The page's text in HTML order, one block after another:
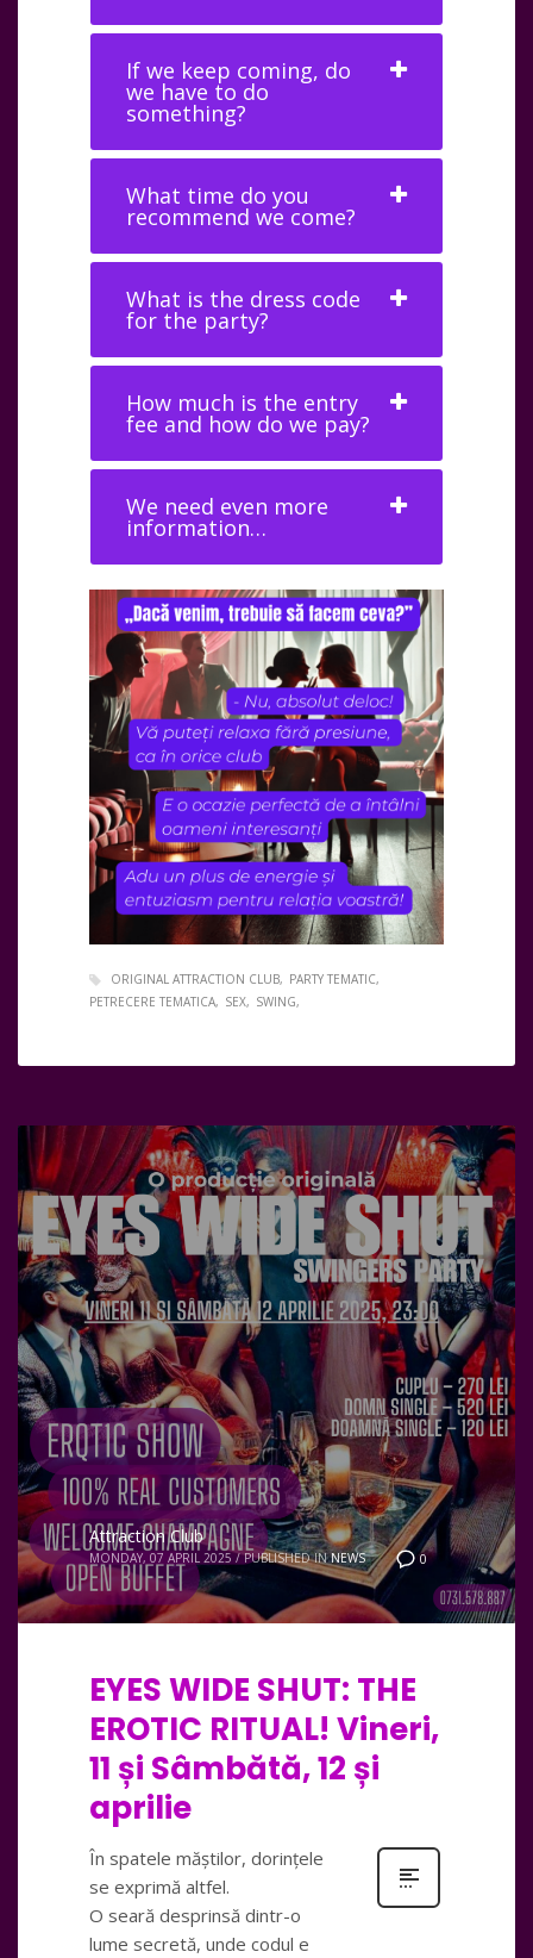
If we keep coming, do
we have to do
something?
What time do you
recommend we come?
What is the dress code
for the party?
How much is the entry
fee and how do we pay?
We need even more
information…
ORIGINAL ATTRACTION CLUB
PARTY TEMATIC
PETRECERE TEMATICA
SEX SWING
0
Attraction Club
MONDAY, 07 APRIL 2025 / PUBLISHED IN NEWS
EYES WIDE SHUT: THE
EROTIC RITUAL! Vineri,
11 și Sâmbătă, 12 și
aprilie
În spatele măștilor, dorințele
se exprimă altfel.
O seară desprinsă dintr-o
lume secretă, unde codul e